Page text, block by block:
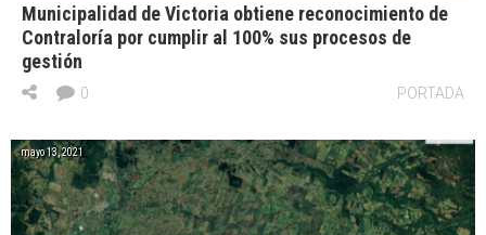
Municipalidad de Victoria obtiene reconocimiento de
Contraloría por cumplir al 100% sus procesos de
gestión
PORTADA
0
mayo 13, 2021